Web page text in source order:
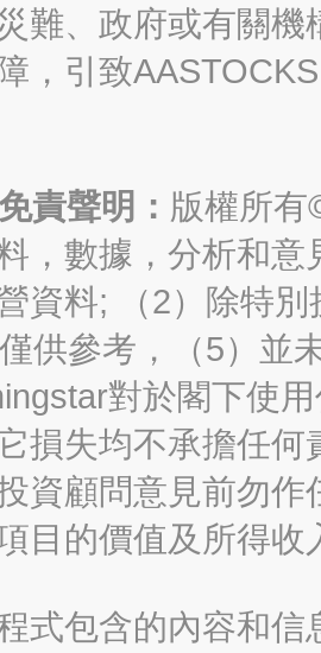
難、政府或有關
，引致
責聲明： 版權所有
，數據，分析和意
資料; （2）除特
供參考，（5）並
對於閣下使
損失均不承擔任
資顧問意見前勿
目的價值及所得收
式包含的內容和